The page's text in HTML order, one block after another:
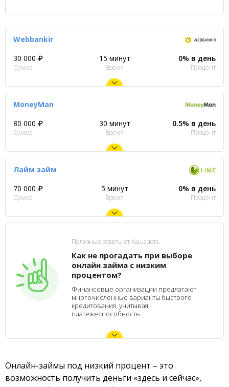
Webbankir
30 000 ₽
Сумма
15 минут
Время
0% в день
Процент
MoneyMan
80 000 ₽
Сумма
30 минут
Время
0.5% в день
Процент
Лайм займ
70 000 ₽
Сумма
5 минут
Время
0% в день
Процент
Полезные советы от Кашалота
Как не прогадать при выборе
онлайн займа с низким
процентом?
Финансовые организации предлагают
многочисленные варианты быстрого
кредитования, учитывая
платежеспособность...
Онлайн-займы под низкий процент – это
возможность получить деньги «здесь и сейчас»,